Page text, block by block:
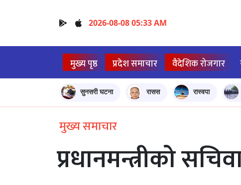
2026-08-08 05:33 AM
मुख्य पृष्ठ प्रदेश समाचार वैदेशिक रोजगार
सुनसरी घटना रासस रास्वपा
मुख्य समाचार
प्रधानमन्त्रीको